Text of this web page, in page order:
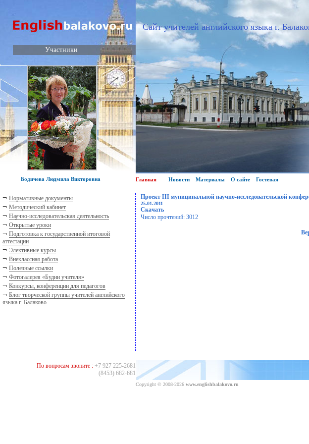
Участники
Сайт учителей английского языка г.
Бодичева Людмила Викторовна Главная Новости Материалы О сайте Гостевая
¬ Нормативные документы
¬ Методический кабинет
¬ Научно-исследовательская деятельность
¬ Открытые уроки
¬ Подготовка к государственной итоговой
аттестации
¬ Элективные курсы
¬ Внеклассная работа
¬ Полезные ссылки
¬ Фотогалерея «Будни учителя»
¬ Конкурсы, конференции для педагогов
¬ Блог творческой группы учителей английского
языка г. Балаково
Проект III муниципальной научно-исследовательской
25.01.2011
Скачать
Число прочтений: 3012
По вопросам звоните : +7 927 225-2681
(8453) 682-681
Copyright © 2008-2026 www.englishbalakovo.ru